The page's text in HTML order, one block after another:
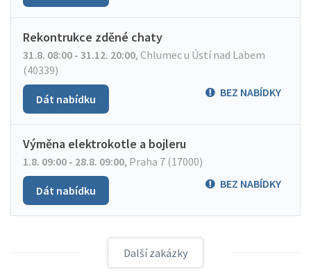
Rekontrukce zděné chaty
31.8. 08:00 - 31.12. 20:00, Chlumec u Ústí nad Labem
(40339)
BEZ NABÍDKY
Dát nabídku
Výměna elektrokotle a bojleru
1.8. 09:00 - 28.8. 09:00, Praha 7 (17000)
BEZ NABÍDKY
Dát nabídku
Další zakázky